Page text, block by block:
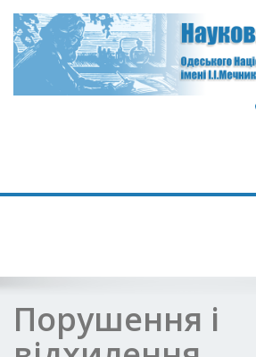
Порушення і